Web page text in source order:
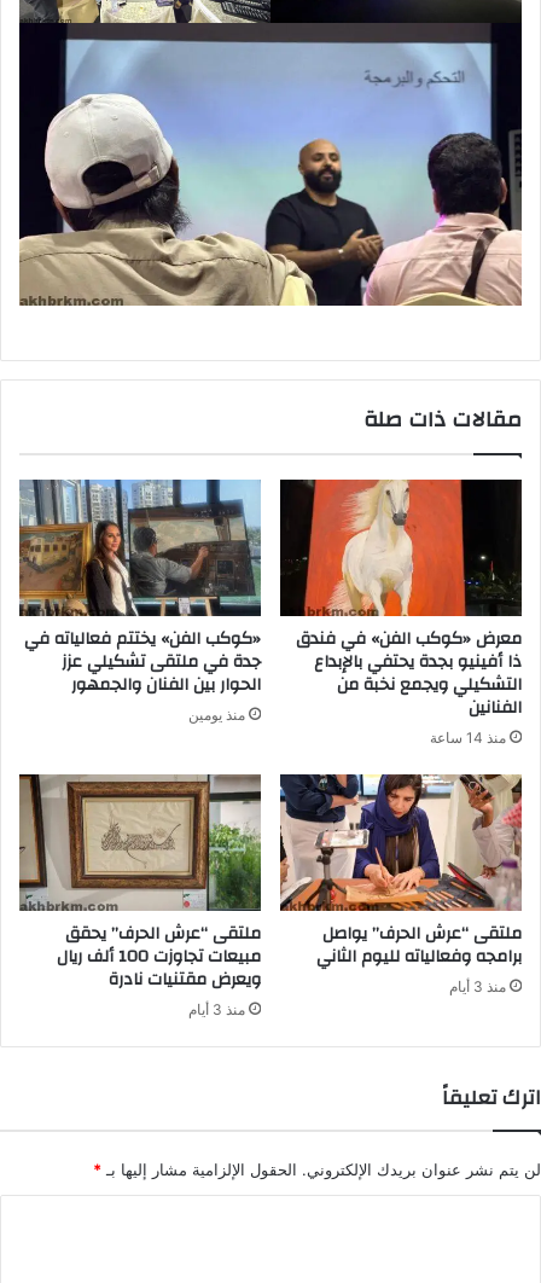
مقالات ذات صلة
معرض «كوكب الفن» في فندق
ذا أفينيو بجدة يحتفي بالإبداع
التشكيلي ويجمع نخبة من
الفنانين
منذ 14 ساعة
«كوكب الفن» يختتم فعالياته في
جدة في ملتقى تشكيلي عزز
الحوار بين الفنان والجمهور
منذ يومين
ملتقى “عرش الحرف” يواصل
برامجه وفعالياته لليوم الثاني
منذ 3 أيام
ملتقى “عرش الحرف” يحقق
مبيعات تجاوزت 100 ألف ريال
ويعرض مقتنيات نادرة
منذ 3 أيام
اترك تعليقاً
لن يتم نشر عنوان بريدك الإلكتروني. الحقول الإلزامية مشار إليها بـ *